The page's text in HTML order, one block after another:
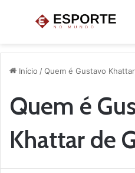
Menu
Início /Quem é Gustavo
Quem é
Khattar de